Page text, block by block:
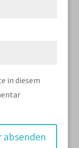
in diesem